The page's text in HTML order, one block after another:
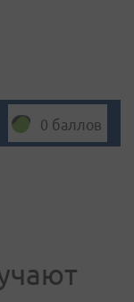
0 баллов